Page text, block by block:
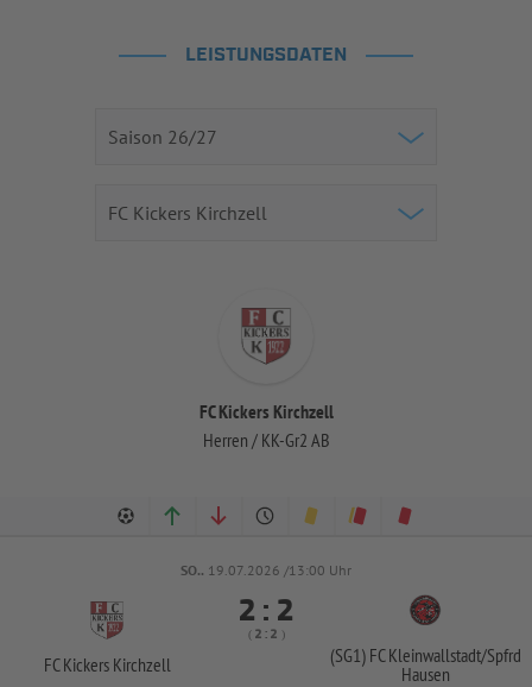
LEISTUNGSDATEN
FC Kickers Kirchzell
Herren / KK-Gr2 AB
SO.. 19.07.2026 /13:00 Uhr
FC Kickers Kirchzell
 : 
(  :  )
(SG1) FC Kleinwallstadt/Spfrd
Hausen